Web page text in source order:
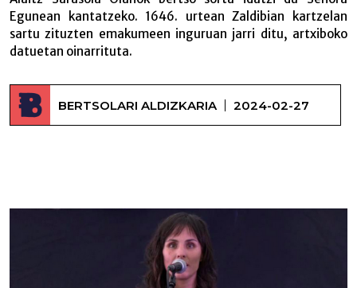
Egunean kantatzeko. 1646. urtean Zaldibian kartzelan
sartu zituzten emakumeen inguruan jarri ditu, artxiboko
datuetan oinarrituta.
BERTSOLARI ALDIZKARIA 2024-02-27